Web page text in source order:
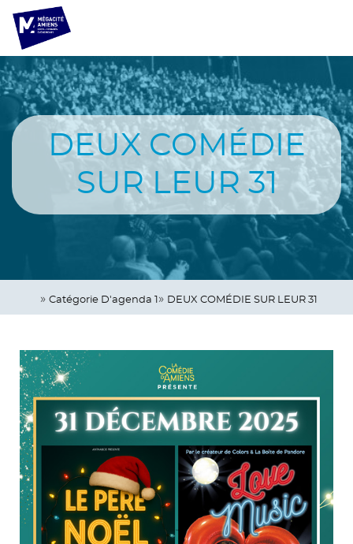
Aller
contenu
principal
Navigation
principale
DEUX COMÉDIE
SUR LEUR 31
Catégorie D'agenda 1 DEUX COMÉDIE SUR LEUR 31
Panneau de gestion des cookies